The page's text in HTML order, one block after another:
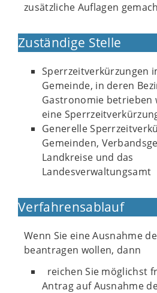
zusätzliche Auflagen
Zuständige Stelle
Sperrzeitverkürzungen
Gemeinde, in deren
Gastronomie betrieben
eine
Generelle
Gemeinden,
Landkreise und das
Landesverwaltungsamt
Verfahrensablauf
Wenn Sie eine Ausnahme
beantragen wollen, dann
reichen Sie möglichst
Antrag auf Ausnahme